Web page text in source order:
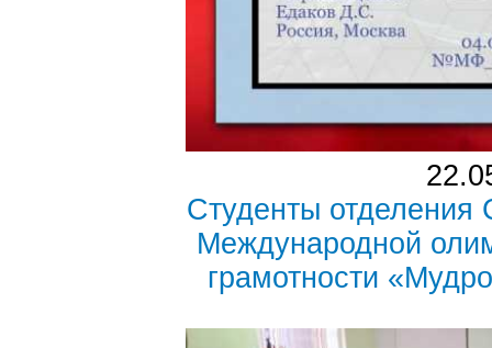
Студенты
Международной
грамотности